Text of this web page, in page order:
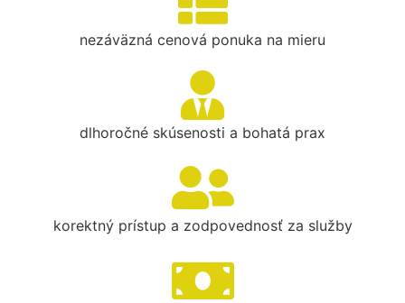
nezáväzná cenová ponuka na mieru
dlhoročné skúsenosti a bohatá prax
korektný prístup a zodpovednosť za služby